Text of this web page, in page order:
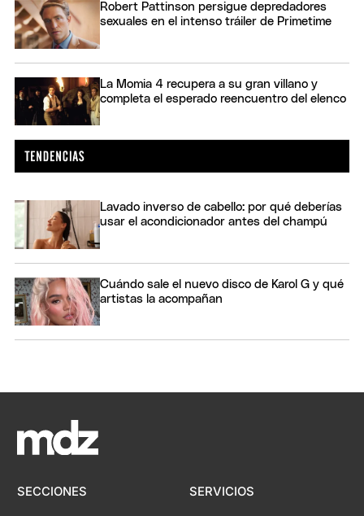
Robert Pattinson persigue depredadores
sexuales en el intenso tráiler de Primetime
La Momia 4 recupera a su gran villano y
completa el esperado reencuentro del elenco
Lavado inverso de cabello: por qué deberías
usar el acondicionador antes del champú
Cuándo sale el nuevo disco de Karol G y qué
artistas la acompañan
SECCIONES SERVICIOS